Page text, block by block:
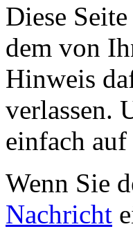
Diese
dem von
Hinweis
verlassen.
einfach
Wenn Sie
Nachricht